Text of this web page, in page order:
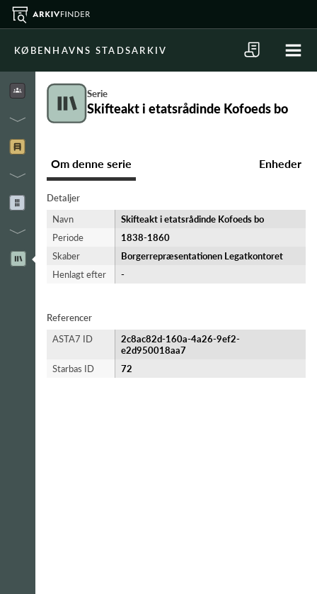
KØBENHAVNS STADSARKIV
Serie
Skifteakt i etatsrådinde Kofoeds bo
Om denne serie Enheder
Detaljer
Navn
Skifteakt i etatsrådinde Kofoeds bo
Periode
1838-​1860
Skaber
Borgerrepræsentationen Legatkontoret
Henlagt efter
-
Referencer
ASTA7 ID
2c8ac82d-160a-4a26-9ef2-
e2d950018aa7
Starbas ID
72